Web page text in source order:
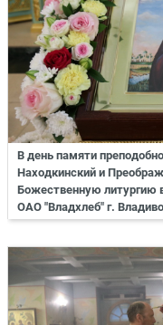
В день памяти
Находкинский и
Божественную литургию
ОАО "Владхлеб" г.